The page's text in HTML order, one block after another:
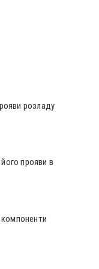
розладу
прояви в